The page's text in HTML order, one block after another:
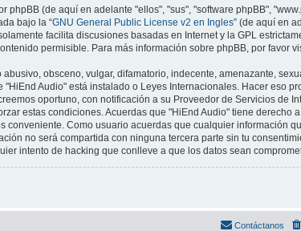
phpBB (de aquí en adelante "ellos", "sus", "software phpBB",
bajo la “GNU General Public License v2 en Ingles” (de aquí en
facilita discusiones basadas en Internet y la GPL
permisible. Para más información sobre phpBB, por favor
obsceno, vulgar, difamatorio, indecente, amenazante,
Audio" está instalado o Leyes Internacionales. Hacer eso
oportuno, con notificación a su Proveedor de Servicios de
estas condiciones. Acuerdas que "HiEnd Audio" tiene derecho
conveniente. Como usuario acuerdas que cualquier información
no será compartida con ninguna tercera parte sin tu
intento de hacking que conlleve a que los datos sean
Contáctanos